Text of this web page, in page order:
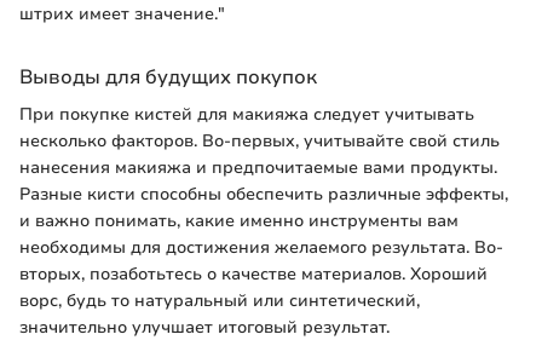
штрих имеет значение."
Выводы для будущих покупок
При покупке кистей для макияжа следует учитывать
несколько факторов. Во-первых, учитывайте свой стиль
нанесения макияжа и предпочитаемые вами продукты.
Разные кисти способны обеспечить различные эффекты,
и важно понимать, какие именно инструменты вам
необходимы для достижения желаемого результата. Во-
вторых, позаботьтесь о качестве материалов. Хороший
ворс, будь то натуральный или синтетический,
значительно улучшает итоговый результат.